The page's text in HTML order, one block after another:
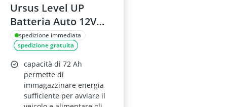
Ursus Level UP
Batteria Auto 12V
72Ah 720A Start-Stop
Piombo-Acido Made
in Italy
spedizione immediata
spedizione gratuita
capacità di 72 Ah
permette di
immagazzinare energia
sufficiente per avviare il